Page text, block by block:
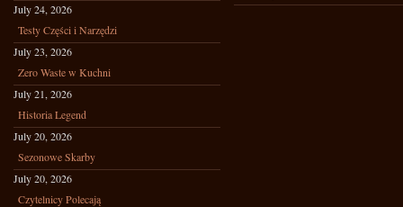
July 24, 2026
Testy Części i Narzędzi
July 23, 2026
Zero Waste w Kuchni
July 21, 2026
Historia Legend
July 20, 2026
Sezonowe Skarby
July 20, 2026
Czytelnicy Polecają